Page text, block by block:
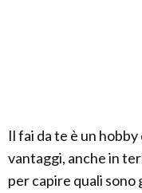
Il fai da te è un
vantaggi, anche in
per capire quali sono